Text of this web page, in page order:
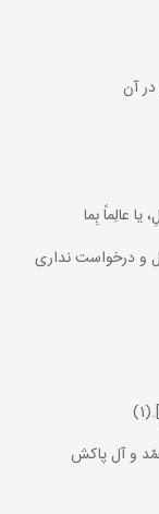
آن
عالِماً بِما
و درخواست ندارى
و آل پاكش